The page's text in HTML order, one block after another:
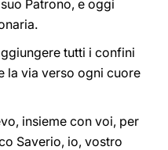
Patrono, e oggi
tutti i confini
la via verso ogni cuore
insieme con voi, per
Saverio, io, vostro